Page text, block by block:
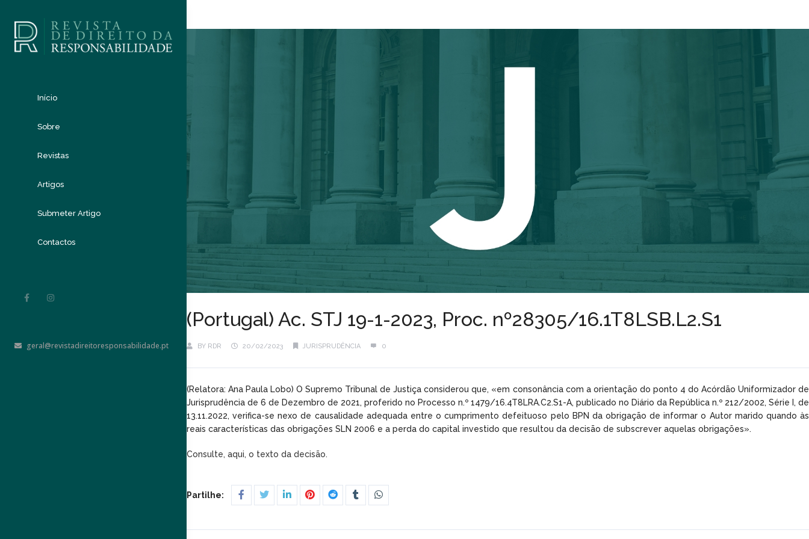
Início
Sobre
Revistas
Artigos
Submeter Artigo
Contactos
geral@revistadireitoresponsabilidade.pt
(Portugal) Ac. STJ 19-1-2023, Proc. nº28305/16.1T8LSB.L2.S1
BY RDR 20/02/2023 JURISPRUDÊNCIA 0
(Relatora: Ana Paula Lobo) O Supremo Tribunal de Justiça considerou que, «em consonância com a orientação do ponto 4 do Acórdão Uniformizador de
Jurisprudência de 6 de Dezembro de 2021, proferido no Processo n.º 1479/16.4T8LRA.C2.S1-A, publicado no Diário da República n.º 212/2002, Série I, de
13.11.2022, verifica-se nexo de causalidade adequada entre o cumprimento defeituoso pelo BPN da obrigação de informar o Autor marido quando às
reais características das obrigações SLN 2006 e a perda do capital investido que resultou da decisão de subscrever aquelas obrigações».
Consulte, aqui, o texto da decisão.
Partilhe: